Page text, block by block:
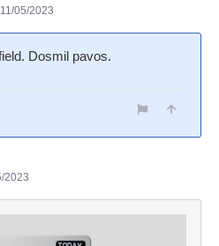
05/2023
Dosmil pavos.
2023